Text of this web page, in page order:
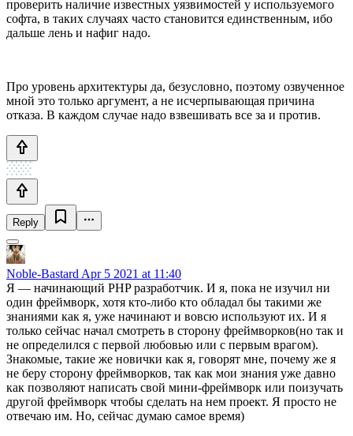
проверить наличие известных уязвимостей у используемого
софта, в таких случаях часто становится единственным, ибо
дальше лень и нафиг надо.
Про уровень архитектуры да, безусловно, поэтому озвученное
мной это только аргумент, а не исчерпывающая причина
отказа. В каждом случае надо взвешивать все за и против.
Reply
Noble-Bastard Apr 5 2021 at 11:40
Я — начинающий PHP разработчик. И я, пока не изучил ни
один фреймворк, хотя кто-либо кто обладал бы такими же
знаниями как я, уже начинают и вовсю используют их. И я
только сейчас начал смотреть в сторону фреймворков(но так и
не определился с первой любовью или с первым врагом).
Знакомые, такие же новички как я, говорят мне, почему же я
не беру сторону фреймворков, так как мои знания уже давно
как позволяют написать свой мини-фреймворк или поизучать
другой фреймворк чтобы сделать на нем проект. Я просто не
отвечаю им. Но, сейчас думаю самое время)